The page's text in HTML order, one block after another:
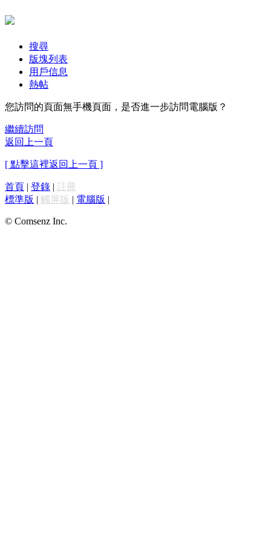
搜尋
版塊列表
用戶信息
熱帖
您訪問的頁面無手機頁面，是否進一步訪問電腦版？
繼續訪問
返回上一頁
[ 點擊這裡返回上一頁 ]
首頁 | 登錄 | 註冊
標準版 | 觸屏版 | 電腦版 |
© Comsenz Inc.